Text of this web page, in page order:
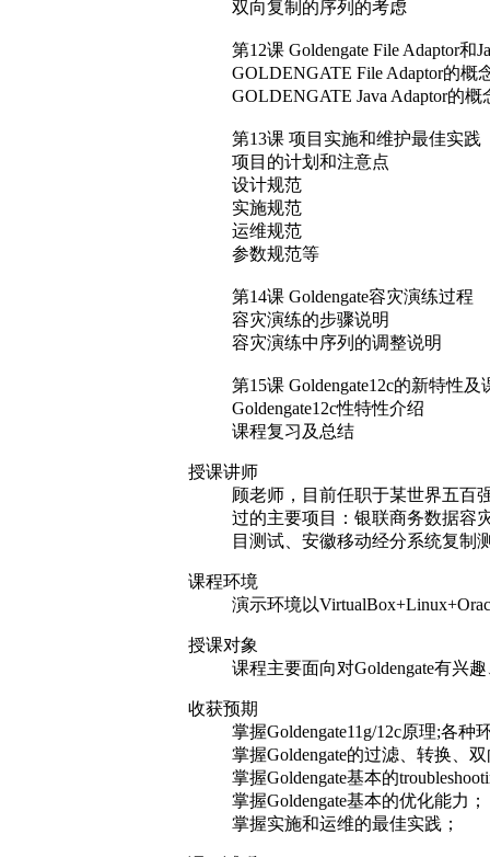
运维规范
第14课 Goldengate容灾演练过程
容灾演练的步骤说明
第15课 Goldengate12c的新特性及
Goldengate12c性特性介绍
课程复习及总结
授课讲师
过的主要项目：银联商务数据容
目测试、安徽移动经分系统复制
演示环境以
授课对象
收获预期
掌握Goldengate11g/12c原理;各种
掌握Goldengate的过滤、转换、
掌握Goldengate基本的优化能力；
掌握实施和运维的最佳实践；
课程试听